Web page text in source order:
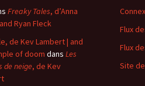
Freaky Tales, d’Anna
Ryan Fleck
de Kev Lambert | and
of doom dans Les
de neige, de Kev
Flux
Flux
Site